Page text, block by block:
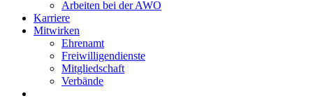
Arbeiten bei der AWO
Karriere
Mitwirken
Ehrenamt
Freiwilligendienste
Mitgliedschaft
Verbände